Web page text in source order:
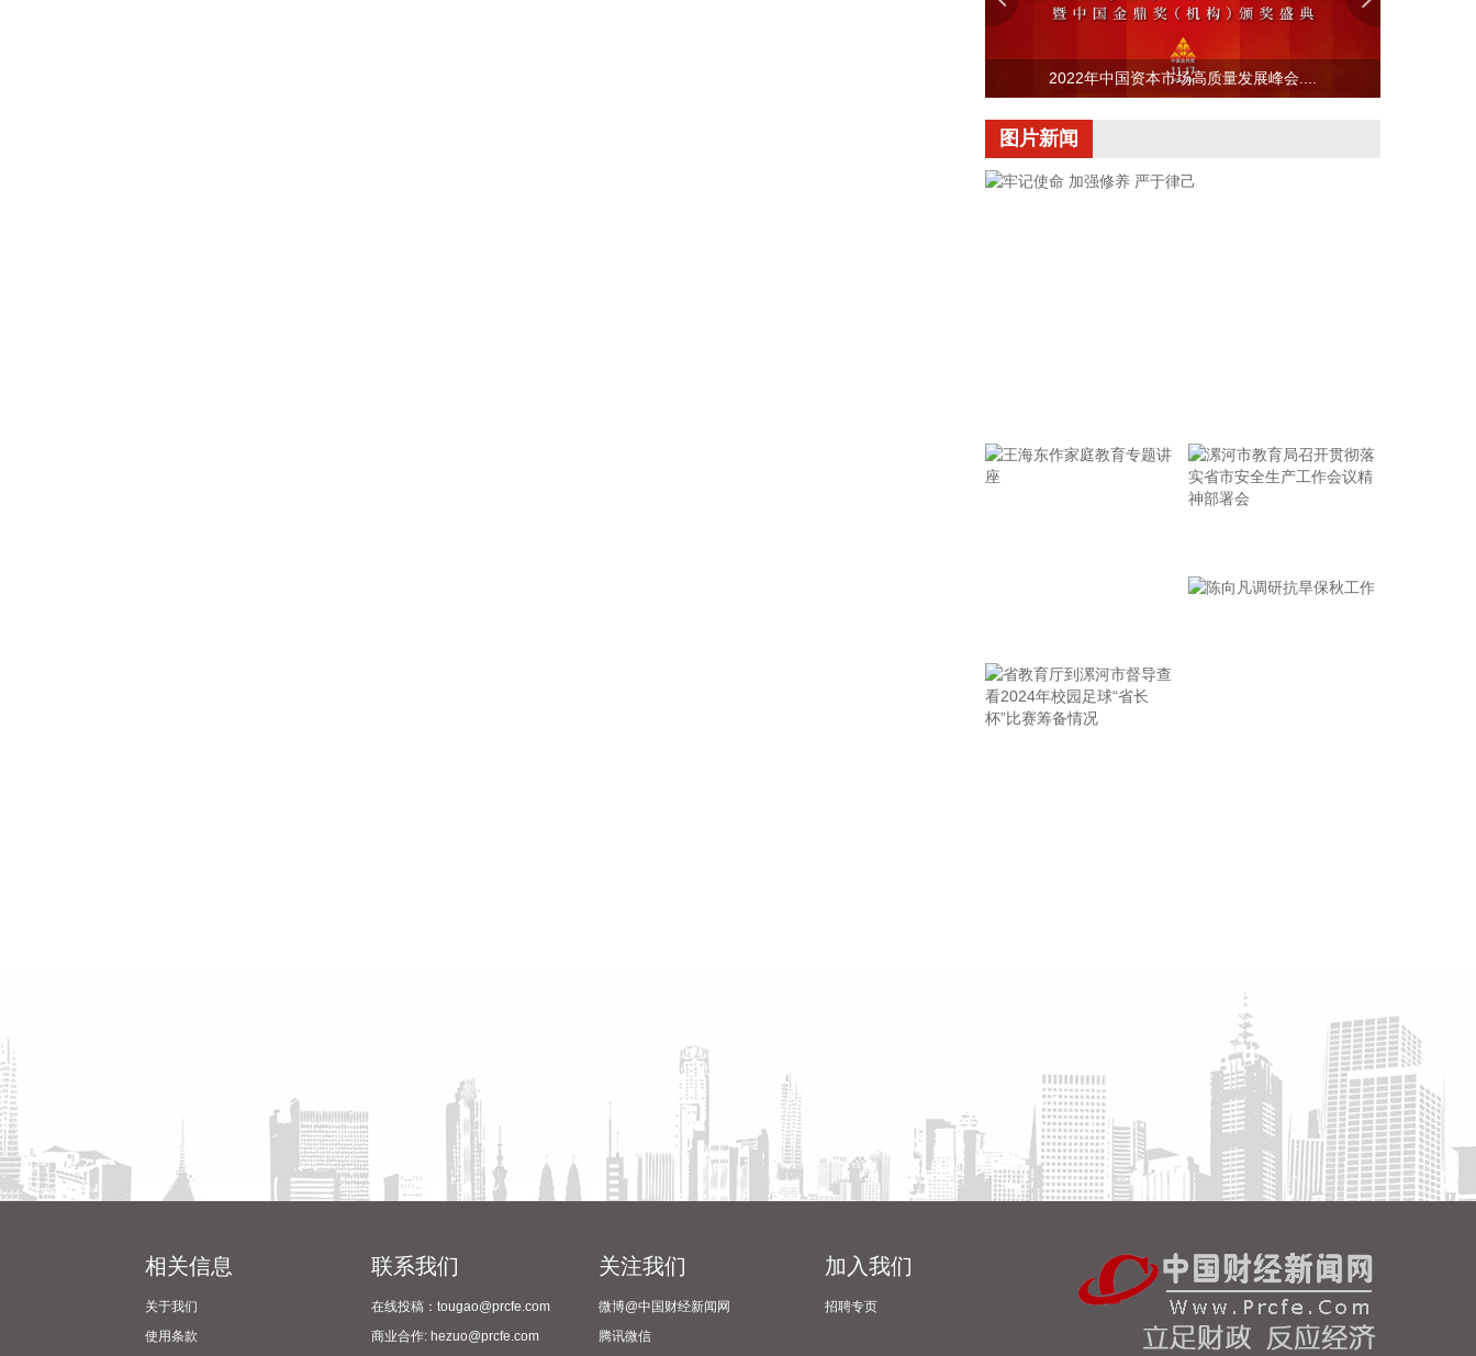
活跃。
8月6日，记者从中国海油获悉，全球首座16兆瓦张力
电网，正式为海上油田直供绿电，标志着我国深远海
发成功探索了新技术路线。
定，构成了当前AI行业最为坚实的景气循环闭环。维
持对全球光通信行业高景气度的判断，未来五年有望
持续保持高增长态势，持续推荐光通信板块。
中信建投指出，宏观环境方面，延续出口强劲，内需
高拥挤成长向低估值价值剧烈切换，但科技板块的调
整更多源于筹码松动和去杠杆，并不意味着AI产业趋
势全面逆转。配置上，优先关注景气、供需和价格共
企业数字化相关标的迎来持续修复行情，公募基金投
资逻辑也逐步从上游硬科技博弈，向有商业化落地能
2026-08-06 07:34:16
今年以来，受科技主线对资金形成“虹吸效应”的影
响，微盘股一度承受无差别抛压，相关指数及主题基
金净值大幅回撤。不过，7月下旬高位板块震荡分
双上行，整体行情持续回暖。 展望后市，多家机构预
判，当前微盘股配置性价比显著抬升，但本轮修复或
非普涨，其中深耕细分领域、基本面扎实的优质小微
企业有望迎来价值重估，而缺乏业绩支撑的个股仍面
2022年中国资本市场高质量发展峰会....
图片新闻
座
实省市安全生产工作会议
相关信息
关于我们
使用条款
联系我们
在线投稿：tougao@prcfe.com
商业合作: hezuo@prcfe.com
关注我们
微博@中国财经新闻网
腾讯微信
加入我们
招聘专页